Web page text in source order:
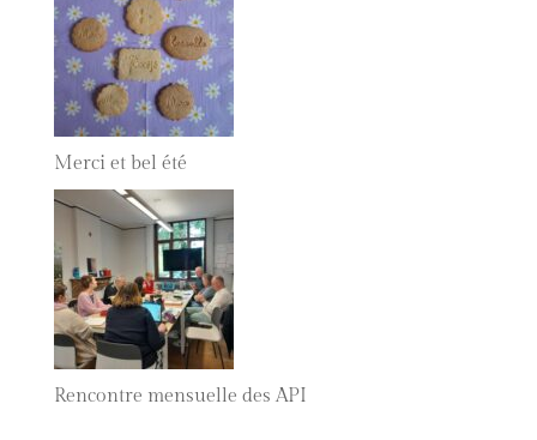
Merci et bel été
Rencontre mensuelle des API